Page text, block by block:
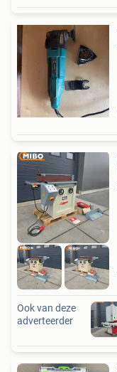
Ook van deze
adverteerder